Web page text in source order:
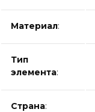
Материал:
Тип
элемента:
Страна: